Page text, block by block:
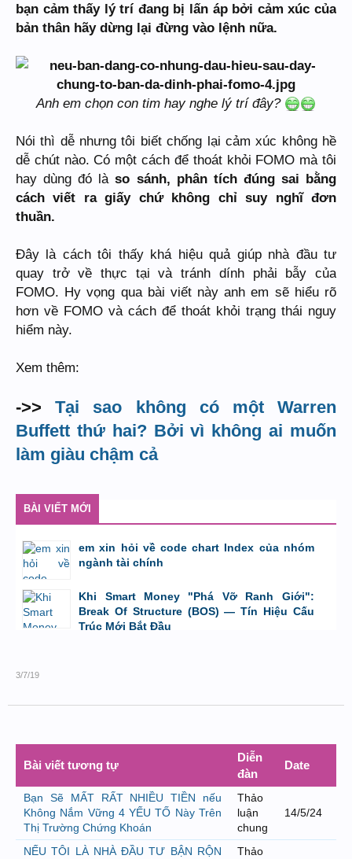
bạn cảm thấy lý trí đang bị lấn áp bởi cảm xúc của
bản thân hãy dừng lại đừng vào lệnh nữa.
Anh em chọn con tim hay nghe lý trí đây?
Nói thì dễ nhưng tôi biết chống lại cảm xúc không hề
dễ chút nào. Có một cách để thoát khỏi FOMO mà tôi
hay dùng đó làso sánh, phân tích đúng sai bằng
cách viết ra giấy chứ không chỉ suy nghĩ đơn
thuần.
Đây là cách tôi thấy khá hiệu quả giúp nhà đầu tư
quay trở về thực tại và tránh dính phải bẫy của
FOMO. Hy vọng qua bài viết này anh em sẽ hiểu rõ
hơn về FOMO và cách để thoát khỏi trạng thái nguy
hiểm này.
Xem thêm:
->>Tại sao không có một Warren
Buffett thứ hai? Bởi vì không ai muốn
làm giàu chậm cả
BÀI VIẾT MỚI
em xin hỏi về code chart Index của nhóm
ngành tài chính
bởiGiaBao09052000 ,8/7/26 lúc 10:21
Khi Smart Money "Phá Vỡ Ranh Giới":
Break Of Structure (BOS) — Tín Hiệu Cấu
Trúc Mới Bắt Đầu
3/7/19
Bài viết tương tự
Diễn
đàn
Date
Bạn Sẽ MẤT RẤT NHIỀU TIỀN nếu
Không Nắm Vững 4 YẾU TỐ Này Trên
Thị Trường Chứng Khoán
Thảo
luận
chung
14/5/24
NẾU TÔI LÀ NHÀ ĐẦU TƯ BẬN RỘN
Thảo